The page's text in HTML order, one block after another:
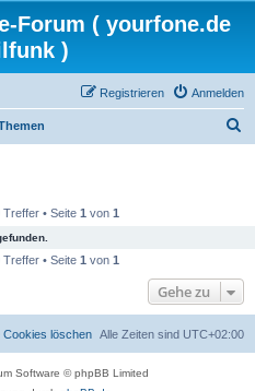
Forum ( yourfone.de
)
Anmelden
Registrieren
• Seite 1 von 1
• Seite 1 von 1
Gehe zu
Alle Zeiten sind UTC+02:00
Cookies löschen
Software © phpBB Limited